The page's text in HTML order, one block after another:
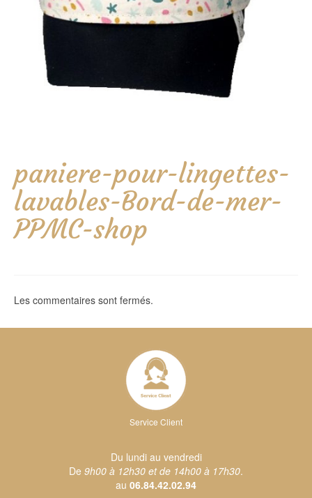
paniere-pour-lingettes-
lavables-Bord-de-mer-
PPMC-shop
Les commentaires sont fermés.
Service Client
Du lundi au vendredi
De 9h00 à 12h30 et de 14h00 à 17h30.
au 06.84.42.02.94